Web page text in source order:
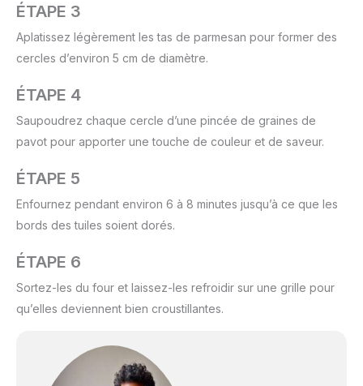
ÉTAPE 3
Aplatissez légèrement les tas de parmesan pour former des
cercles d’environ 5 cm de diamètre.
ÉTAPE 4
Saupoudrez chaque cercle d’une pincée de graines de
pavot pour apporter une touche de couleur et de saveur.
ÉTAPE 5
Enfournez pendant environ 6 à 8 minutes jusqu’à ce que les
bords des tuiles soient dorés.
ÉTAPE 6
Sortez-les du four et laissez-les refroidir sur une grille pour
qu’elles deviennent bien croustillantes.